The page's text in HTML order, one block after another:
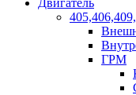
Двигатель
ГРМ